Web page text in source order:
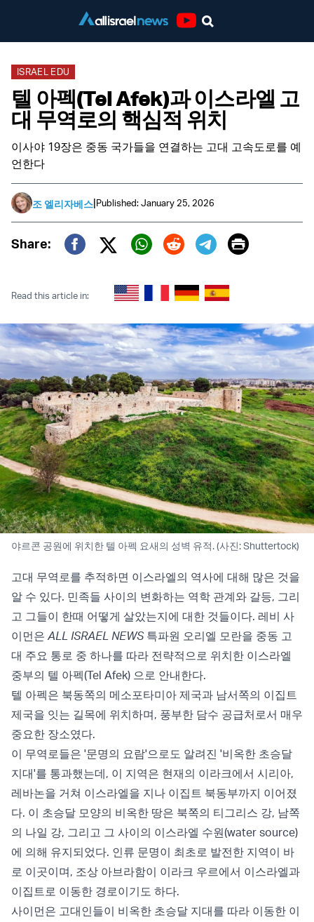
ISRAEL EDU
텔 아펙(Tel Afek)과 이스라엘 고
대 무역로의 핵심적 위치
이사야 19장은 중동 국가들을 연결하는 고대 고속도로를 예
언한다
조 엘리자베스|Published: January 25, 2026
Share:
Twitter (X)
Print
Read this article in:
야르콘 공원에 위치한 텔 아펙 요새의 성벽 유적. (사진: Shuttertock)
고대 무역로를 추적하면 이스라엘의 역사에 대해 많은 것을
알 수 있다. 민족들 사이의 변화하는 역학 관계와 갈등, 그리
고 그들이 한때 어떻게 살았는지에 대한 것들이다. 레비 사
이먼은ALL ISRAEL NEWS특파원 오리엘 모란을 중동 고
대 주요 통로 중 하나를 따라 전략적으로 위치한 이스라엘
중부의 텔 아펙(Tel Afek) 으로 안내한다.
텔 아펙은 북동쪽의 메소포타미아 제국과 남서쪽의 이집트
제국을 잇는 길목에 위치하며, 풍부한 담수 공급처로서 매우
중요한 장소였다.
이 무역로들은 '문명의 요람'으로도 알려진 '비옥한 초승달
지대'를 통과했는데, 이 지역은 현재의 이라크에서 시리아,
레바논을 거쳐 이스라엘을 지나 이집트 북동부까지 이어졌
다. 이 초승달 모양의 비옥한 땅은 북쪽의 티그리스 강, 남쪽
의 나일 강, 그리고 그 사이의 이스라엘 수원(water source)
에 의해 유지되었다. 인류 문명이 최초로 발전한 지역이 바
로 이곳이며, 조상 아브라함이 이라크 우르에서 이스라엘과
이집트로 이동한 경로이기도 하다.
사이먼은 고대인들이 비옥한 초승달 지대를 따라 이동한 이